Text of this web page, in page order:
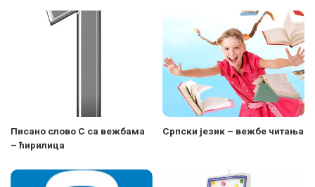
Писано слово С са вежбама
– ћирилица
Српски језик – вежбе читања